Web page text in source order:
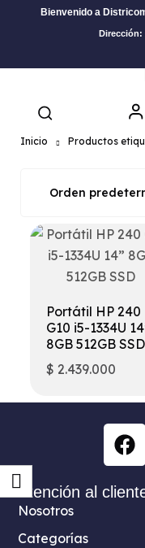
Bienvenido a
Dirección:
Inicio Productos
Portátil HP 240
G10 i5-1334U
8GB 512GB SSD
$ 2.439.000
Atención al
Nosotros
Categorías